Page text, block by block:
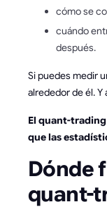
cómo se
cuándo
después.
Si puedes medir
alrededor de él. Y
El quant-
que las
Dónde
quant-